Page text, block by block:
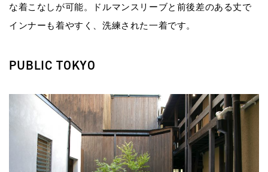
な着こなしが可能。ドルマンスリーブと前後差のある丈で
インナーも着やすく、洗練された一着です。
PUBLIC TOKYO